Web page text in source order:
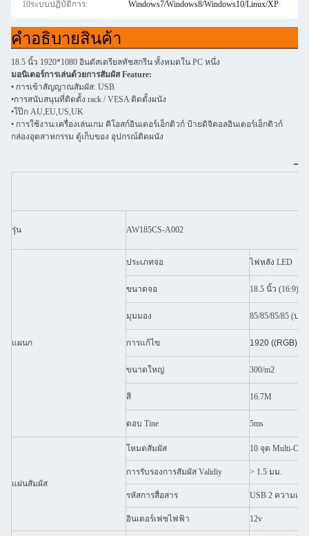
10ระบบปฏิบัติการ: Windows7/Windows8/Windows10/Linux/XP
คําอธิบายสินค้า
18.5 นิ้ว 1920*1080 อินดัสเตรียลทัชสกรีน ทั้งหมดใน PC หนึ่ง
มอนิเตอร์การเล่นด้วยการสัมผัส Feature:
• การเข้าสัญญาณสัมผัส: USB
•การสนับสนุนที่ติดตั้ง rack / VESA ติดตั้งผนัง
•โป๊ก AU,EU,US,UK
• การใช้งาน:เครื่องเล่นเกม คิโอสก์อินเตอร์เอ็กติวก์ ป้ายดิจิตอลอินเตอร์เอ็กติวก์
กล่องอุตสาหกรรม ตู้เก็บของ อุปกรณ์ติดผนัง
รุ่น AW185CS-A002
แผนก
ประเภทจอ ไฟหลัง LED
ขนาดจอ 18.5 นิ้ว (16:9)
มุมมอง 85/85/85/85 (ปร
การแก้ไข 1920 ((RGB) ×
ขนาดใหญ่ 300/m2
สี 16.7M
ตอบ Tine 5ms
แผ่นสัมผัส
โหมดสัมผัส 10 จุด Multi-
การรับรองการสัมผัส Validiy > 1.5 มม.
รหัสการสื่อสาร USB 2 ความเร็ว
อินเตอร์เฟซไฟฟ้า 12v